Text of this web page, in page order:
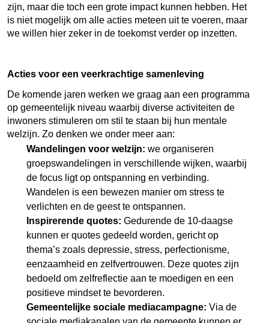
zijn, maar die toch een grote impact kunnen hebben. Het
is niet mogelijk om alle acties meteen uit te voeren, maar
we willen hier zeker in de toekomst verder op inzetten.
Acties voor een veerkrachtige samenleving
De komende jaren werken we graag aan een programma
op gemeentelijk niveau waarbij diverse activiteiten de
inwoners stimuleren om stil te staan bij hun mentale
welzijn. Zo denken we onder meer aan:
Wandelingen voor welzijn: we organiseren
groepswandelingen in verschillende wijken, waarbij
de focus ligt op ontspanning en verbinding.
Wandelen is een bewezen manier om stress te
verlichten en de geest te ontspannen.
Inspirerende quotes: Gedurende de 10-daagse
kunnen er quotes gedeeld worden, gericht op
thema’s zoals depressie, stress, perfectionisme,
eenzaamheid en zelfvertrouwen. Deze quotes zijn
bedoeld om zelfreflectie aan te moedigen en een
positieve mindset te bevorderen.
Gemeentelijke sociale mediacampagne: Via de